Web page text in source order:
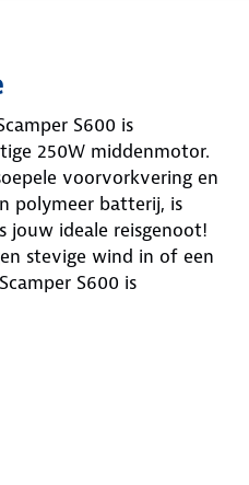
S600 is
250W middenmotor.
voorvorkvering en
polymeer batterij, is
jouw ideale reisgenoot!
stevige wind in of een
S600 is
en op te bergen in
KRACHTIGE BAFANG
7 VERSNELLINGEN
middenmotor geeft